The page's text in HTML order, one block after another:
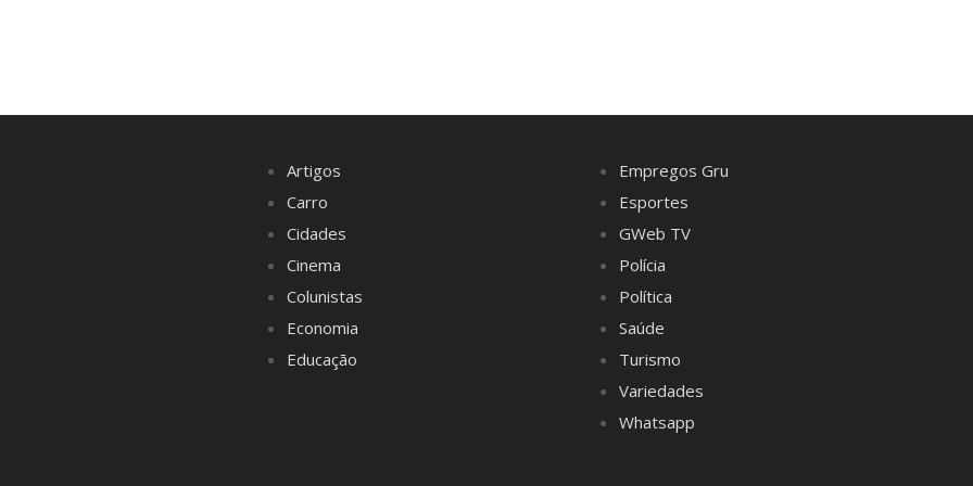
Artigos
Carro
Cidades
Cinema
Colunistas
Economia
Educação
Empregos Gru
Esportes
GWeb TV
Polícia
Política
Saúde
Turismo
Variedades
Whatsapp